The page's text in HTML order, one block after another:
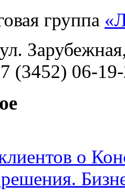
группа
(3452) 06-
о